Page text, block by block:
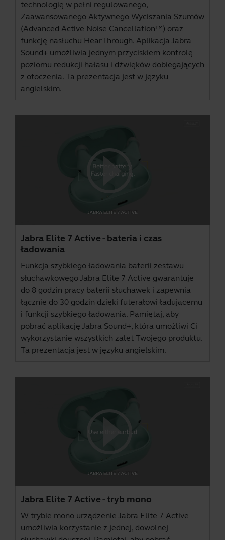
technologię w pełni regulowanego,
Zaawansowanego Aktywnego Wyciszania Szumów
(Advanced Active Noise Cancellation™) oraz
funkcję nasłuchu HearThrough. Aplikacja Jabra
Sound+ umożliwia jednym przyciskiem kontrolę
poziomu redukcji hałasu i dźwięków dobiegających
z otoczenia. Ta prezentacja jest w języku
angielskim.
Jabra Elite 7 Active - bateria i czas
ładowania
Funkcja szybkiego ładowania baterii zestawu
słuchawkowego Jabra Elite 7 Active gwarantuje
do 8 godzin pracy baterii słuchawek i zapewnia
łącznie do 30 godzin dzięki futerałowi ładującemu
i funkcji szybkiego ładowania. Pamiętaj, aby
pobrać aplikację Jabra Sound+, która umożliwi Ci
wykorzystanie wszystkich zalet Twojego produktu.
Ta prezentacja jest w języku angielskim.
Jabra Elite 7 Active - tryb mono
W trybie mono urządzenie Jabra Elite 7 Active
umożliwia korzystanie z jednej, dowolnej